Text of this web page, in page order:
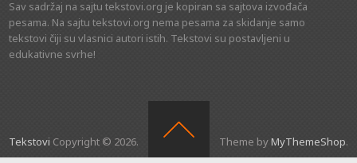
Sav sadržaj na sajtu tekstovi.org je kopiran sa sajtova izvođača
pesama. Na sajtu tekstovi.org nema pesama za skidanje samo
tekstovi čiji su vlasnici autori istih. Tekstovi su postavljeni u
edukativne svrhe!
Tekstovi Copyright © 2026. Theme byMyThemeShop.